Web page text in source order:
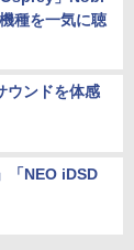
種を一気に聴
ウンドを体感
「NEO iDSD